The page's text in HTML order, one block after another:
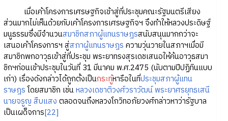
เมื่อเค้าโครงการเศรษฐกิจเข้าสู่ที่ประชุมคณะรัฐมนตรีเสียง
ส่วนมากไม่เห็นด้วยกับเค้าโครงการเศรษฐกิจฯ จึงทำให้หลวงประดิษฐ์
มนูธรรมซึ่งมีจำนวนสมาชิกสภาผู้แทนราษฎรสนับสนุนมากกว่าจะ
เสนอเค้าโครงการฯ สู่สภาผู้แทนราษฎร ความวุ่นวายในสภาฯเมื่อมี
สมาชิกพกอาวุธเข้าสู่ที่ประชุม พระยาทรงสุรเดชเสนอให้ค้นอาวุธสมา
ชิกฯก่อนเข้าประชุมในวันที่ 31 มีนาคม พ.ศ.2475 (นับตามปีปฏิทินแบบ
เก่า) เรื่องดังกล่าวได้ถูกตั้งเป็นกระทู้หารือในที่ประชุมสภาผู้แทน
ราษฎรโดยสมาชิก เช่นหลวงเดชาติวงศ์วราวัฒน์ พระยาศรยุทธเสนี
นายจรูญ สืบแสง ตลอดจนถึงหลวงโกวิทอภัยวงศ์กล่าวหาว่ารัฐบาล
เป็นเผด็จการ[22]